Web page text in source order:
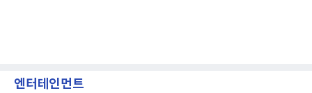
엔터테인먼트